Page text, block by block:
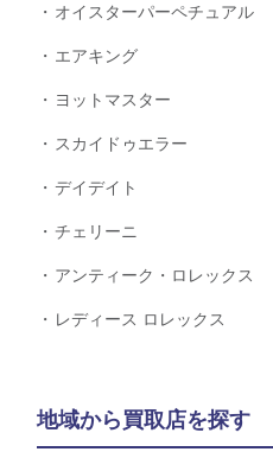
オイスターパーペチュアル
エアキング
ヨットマスター
スカイドゥエラー
デイデイト
チェリーニ
アンティーク・ロレックス
レディース ロレックス
地域から買取店を探す